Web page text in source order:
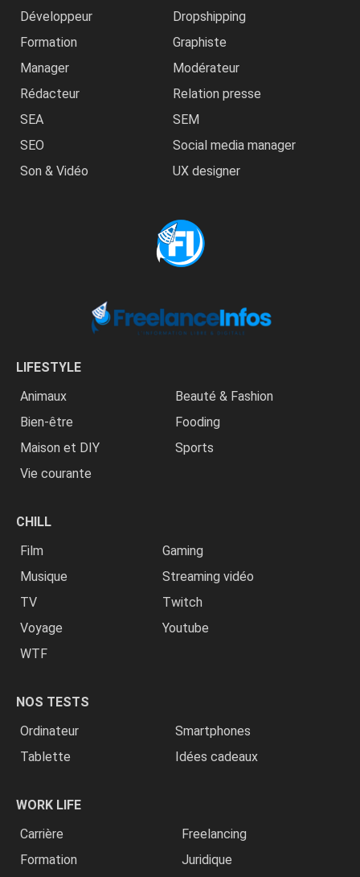
Développeur
Dropshipping
Formation
Graphiste
Manager
Modérateur
Rédacteur
Relation presse
SEA
SEM
SEO
Social media manager
Son & Vidéo
UX designer
LIFESTYLE
Animaux
Beauté & Fashion
Bien-être
Fooding
Maison et DIY
Sports
Vie courante
CHILL
Film
Gaming
Musique
Streaming vidéo
TV
Twitch
Voyage
Youtube
WTF
NOS TESTS
Ordinateur
Smartphones
Tablette
Idées cadeaux
WORK LIFE
Carrière
Freelancing
Formation
Juridique